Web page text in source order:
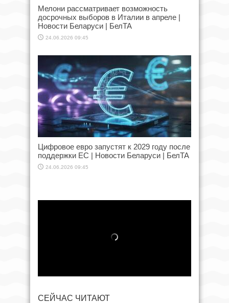
Мелони рассматривает возможность
досрочных выборов в Италии в апреле |
Новости Беларуси | БелТА
24.06.2026 09:45
Цифровое евро запустят к 2029 году после
поддержки ЕС | Новости Беларуси | БелТА
24.06.2026 09:45
СЕЙЧАС ЧИТАЮТ